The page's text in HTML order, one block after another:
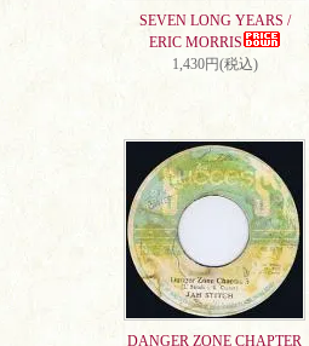
SEVEN LONG YEARS /
ERIC MORRIS
1,430円(税込)
DANGER ZONE CHAPTER